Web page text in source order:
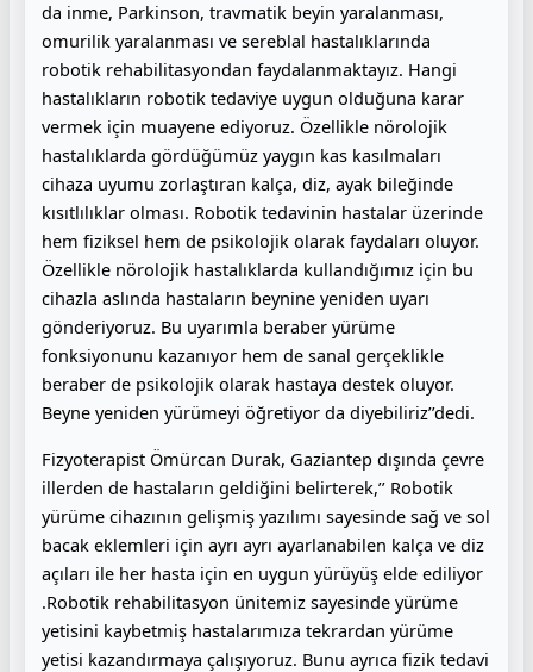
da inme, Parkinson, travmatik beyin yaralanması,
omurilik yaralanması ve sereblal hastalıklarında
robotik rehabilitasyondan faydalanmaktayız. Hangi
hastalıkların robotik tedaviye uygun olduğuna karar
vermek için muayene ediyoruz. Özellikle nörolojik
hastalıklarda gördüğümüz yaygın kas kasılmaları
cihaza uyumu zorlaştıran kalça, diz, ayak bileğinde
kısıtlılıklar olması. Robotik tedavinin hastalar üzerinde
hem fiziksel hem de psikolojik olarak faydaları oluyor.
Özellikle nörolojik hastalıklarda kullandığımız için bu
cihazla aslında hastaların beynine yeniden uyarı
gönderiyoruz. Bu uyarımla beraber yürüme
fonksiyonunu kazanıyor hem de sanal gerçeklikle
beraber de psikolojik olarak hastaya destek oluyor.
Beyne yeniden yürümeyi öğretiyor da diyebiliriz’’dedi.
Fizyoterapist Ömürcan Durak, Gaziantep dışında çevre
illerden de hastaların geldiğini belirterek,’’ Robotik
yürüme cihazının gelişmiş yazılımı sayesinde sağ ve sol
bacak eklemleri için ayrı ayrı ayarlanabilen kalça ve diz
açıları ile her hasta için en uygun yürüyüş elde ediliyor
.Robotik rehabilitasyon ünitemiz sayesinde yürüme
yetisini kaybetmiş hastalarımıza tekrardan yürüme
yetisi kazandırmaya çalışıyoruz. Bunu ayrıca fizik tedavi